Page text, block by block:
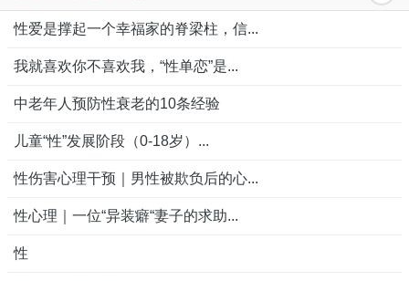
性爱是撑起一个幸福家的脊梁柱，信...
我就喜欢你不喜欢我，“性单恋”是...
中老年人预防性衰老的10条经验
儿童“性”发展阶段（0-18岁）...
性伤害心理干预｜男性被欺负后的心...
性心理｜一位“异装癖“妻子的求助...
性